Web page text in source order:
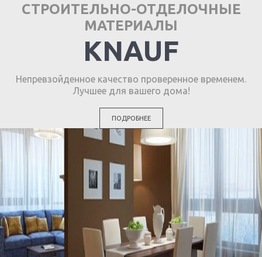
СТРОИТЕЛЬНО-ОТДЕЛОЧНЫЕ
МАТЕРИАЛЫ
KNAUF
Непревзойденное качество проверенное временем.
Лучшее для вашего дома!
ПОДРОБНЕЕ